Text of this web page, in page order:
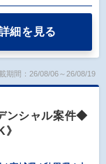
細を見る
期間：26/08/06～26/08/19
ンシャル案件◆